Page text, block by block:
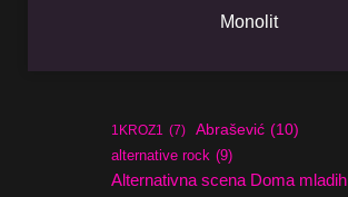
Monolit
1KROZ1 (7) Abrašević (10)
alternative rock (9)
Alternativna scena Doma mladih